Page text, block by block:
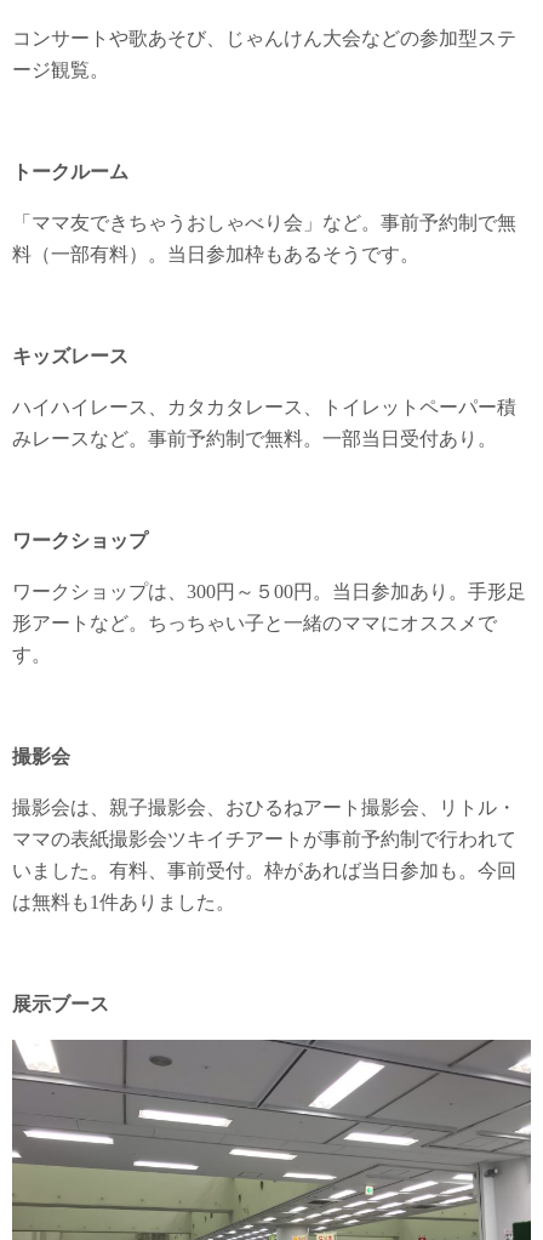
コンサートや歌あそび、じゃんけん大会などの参加型ステ
ージ観覧。
トークルーム
「ママ友できちゃうおしゃべり会」など。事前予約制で無
料（一部有料）。当日参加枠もあるそうです。
キッズレース
ハイハイレース、カタカタレース、トイレットペーパー積
みレースなど。事前予約制で無料。一部当日受付あり。
ワークショップ
ワークショップは、300円～５00円。当日参加あり。手形足
形アートなど。ちっちゃい子と一緒のママにオススメで
す。
撮影会
撮影会は、親子撮影会、おひるねアート撮影会、リトル・
ママの表紙撮影会ツキイチアートが事前予約制で行われて
いました。有料、事前受付。枠があれば当日参加も。今回
は無料も1件ありました。
展示ブース